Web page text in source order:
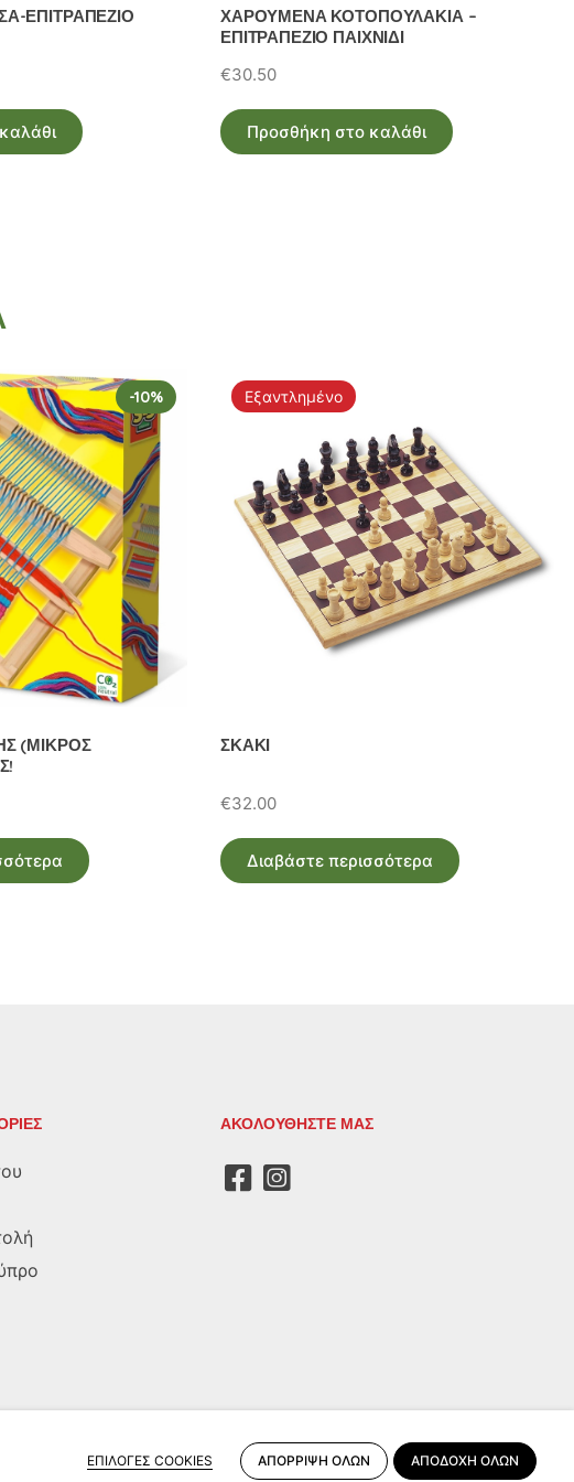
ΕΠΙΤΡΑΠΕΖΙΟ
ΧΑΡΟΥΜΕΝΑ ΚΟΤΟΠΟΥΛΑΚΙΑ –
ΕΠΙΤΡΑΠΕΖΙΟ ΠΑΙΧΝΙΔΙ
€30.50
Προσθήκη στο καλάθι
-10%
(ΜΙΚΡΟΣ
Εξαντλημένο
ΣΚΑΚΙ
€32.00
Διαβάστε περισσότερα
ΑΚΟΛΟΥΘΗΣΤΕ ΜΑΣ
ΕΠΙΛΟΓΕΣ COOKIES ΑΠΟΡΡΙΨΗ ΟΛΩΝ ΑΠΟΔΟΧΗ ΟΛΩΝ